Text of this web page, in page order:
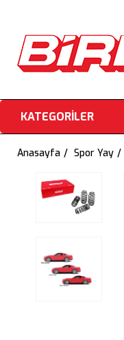
KATEGORİLER
Anasayfa Spor Yay